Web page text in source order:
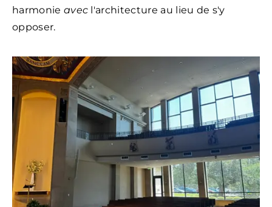
harmonie avec l'architecture au lieu de s'y
opposer.